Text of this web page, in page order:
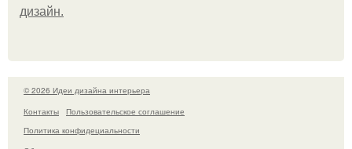
дизайн.
© 2026 Идеи дизайна интерьера
Контакты
Пользовательское соглашение
Политика конфидециальности